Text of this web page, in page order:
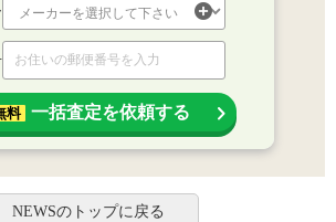
料 一括査定を依頼する
NEWSのトップに戻る